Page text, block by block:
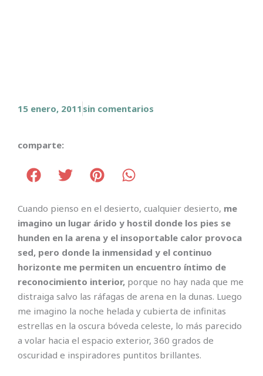
15 enero, 2011 sin comentarios
comparte:
Cuando pienso en el desierto, cualquier desierto, me
imagino un lugar árido y hostil donde los pies se
hunden en la arena y el insoportable calor provoca
sed, pero donde la inmensidad y el continuo
horizonte me permiten un encuentro íntimo de
reconocimiento interior, porque no hay nada que me
distraiga salvo las ráfagas de arena en la dunas. Luego
me imagino la noche helada y cubierta de infinitas
estrellas en la oscura bóveda celeste, lo más parecido
a volar hacia el espacio exterior, 360 grados de
oscuridad e inspiradores puntitos brillantes.